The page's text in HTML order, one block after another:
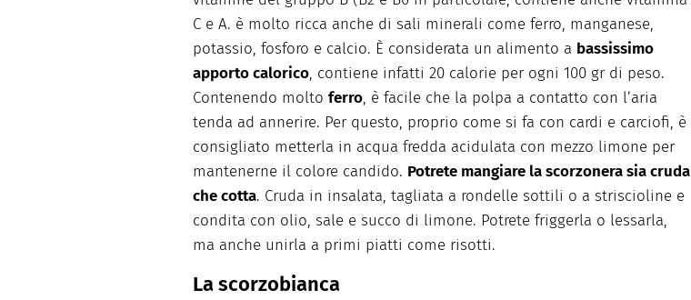
C e A. è molto ricca anche di sali minerali come ferro, manganese,
potassio, fosforo e calcio. È considerata un alimento a bassissimo
apporto calorico, contiene infatti 20 calorie per ogni 100 gr di peso.
Contenendo molto ferro, è facile che la polpa a contatto con l’aria
tenda ad annerire. Per questo, proprio come si fa con cardi e carciofi, è
consigliato metterla in acqua fredda acidulata con mezzo limone per
mantenerne il colore candido. Potrete mangiare la scorzonera sia cruda
che cotta. Cruda in insalata, tagliata a rondelle sottili o a striscioline e
condita con olio, sale e succo di limone. Potrete friggerla o lessarla,
ma anche unirla a primi piatti come risotti.
La scorzobianca